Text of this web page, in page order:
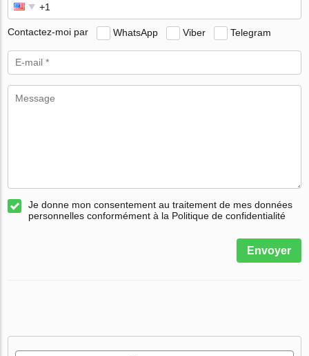
Contactez-moi par WhatsApp Viber Telegram
Je donne mon consentement au traitement de mes données
personnelles conformément à la Politique de confidentialité
Envoyer